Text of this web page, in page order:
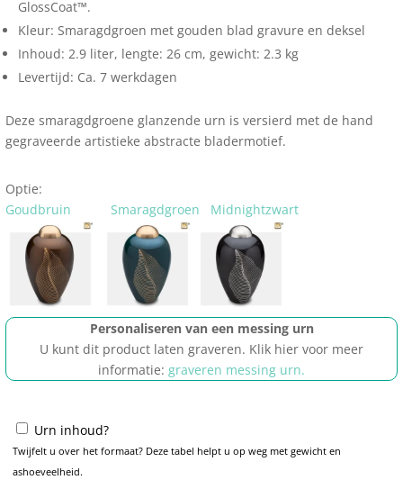
GlossCoat™.
Kleur: Smaragdgroen met gouden blad gravure en deksel
Inhoud: 2.9 liter, lengte: 26 cm, gewicht: 2.3 kg
Levertijd: Ca. 7 werkdagen
Deze smaragdgroene glanzende urn is versierd met de hand
gegraveerde artistieke abstracte bladermotief.
Optie:
Goudbruin
Smaragdgroen Midnightzwart
Personaliseren van een messing urn
U kunt dit product laten graveren. Klik hier voor meer
informatie: graveren messing urn.
Urn inhoud?
Twijfelt u over het formaat? Deze tabel helpt u op weg met gewicht en
ashoeveelheid.